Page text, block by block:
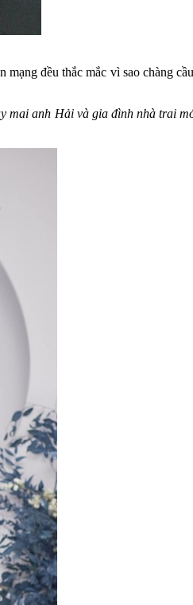
mạng đều thắc mắc vì sao chàng
mai anh Hải và gia đình nhà trai